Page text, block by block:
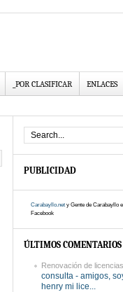
_POR CLASIFICAR ENLACES
PUBLICIDAD
Carabayllo.net y Gente de Carabayllo
Facebook
ÚLTIMOS COMENTARIOS
Renovación de licencias
consulta - amigos,
henry mi lice...